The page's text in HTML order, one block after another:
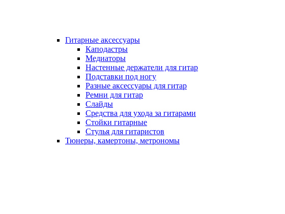
Гитарные аксессуары
Каподастры
Медиаторы
Настенные держатели для гитар
Подставки под ногу
Разные аксессуары для гитар
Ремни для гитар
Слайды
Средства для ухода за гитарами
Стойки гитарные
Стулья для гитаристов
Тюнеры, камертоны, метрономы